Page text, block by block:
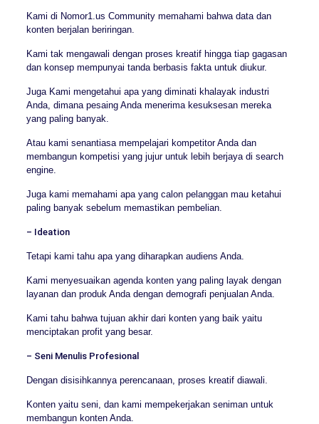
Kami di Nomor1.us Community memahami bahwa data dan
konten berjalan beriringan.
Kami tak mengawali dengan proses kreatif hingga tiap gagasan
dan konsep mempunyai tanda berbasis fakta untuk diukur.
Juga Kami mengetahui apa yang diminati khalayak industri
Anda, dimana pesaing Anda menerima kesuksesan mereka
yang paling banyak.
Atau kami senantiasa mempelajari kompetitor Anda dan
membangun kompetisi yang jujur untuk lebih berjaya di search
engine.
Juga kami memahami apa yang calon pelanggan mau ketahui
paling banyak sebelum memastikan pembelian.
– Ideation
Tetapi kami tahu apa yang diharapkan audiens Anda.
Kami menyesuaikan agenda konten yang paling layak dengan
layanan dan produk Anda dengan demografi penjualan Anda.
Kami tahu bahwa tujuan akhir dari konten yang baik yaitu
menciptakan profit yang besar.
– Seni Menulis Profesional
Dengan disisihkannya perencanaan, proses kreatif diawali.
Konten yaitu seni, dan kami mempekerjakan seniman untuk
membangun konten Anda.